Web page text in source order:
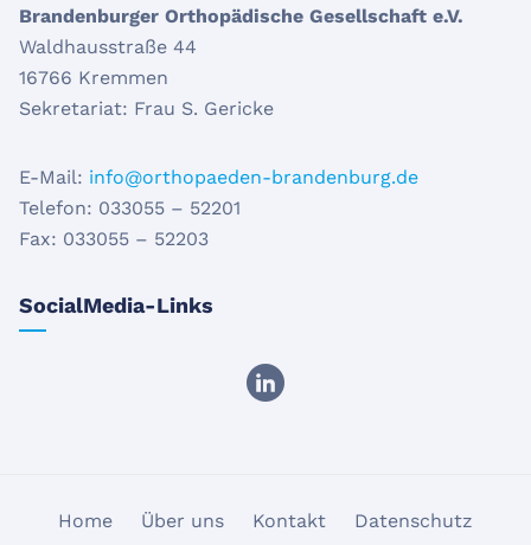
Brandenburger Orthopädische Gesellschaft e.V.
Waldhausstraße 44
16766 Kremmen
Sekretariat: Frau S. Gericke
E-Mail: info@orthopaeden-brandenburg.de
Telefon: 033055 – 52201
Fax: 033055 – 52203
SocialMedia-Links
BOG bei
Navigation
Home Über uns Kontakt
Datenschutz